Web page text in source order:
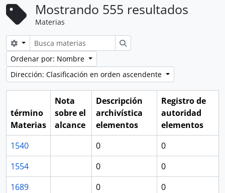
Mostrando 555 resultados
Materias
Search options
Búsqueda
Ordenar por: Nombre
Dirección: Clasificación en orden ascendente
término
Materias
Nota
sobre el
alcance
Descripción
archivística
elementos
Registro de
autoridad
elementos
1540
0
0
1554
0
0
1689
0
0